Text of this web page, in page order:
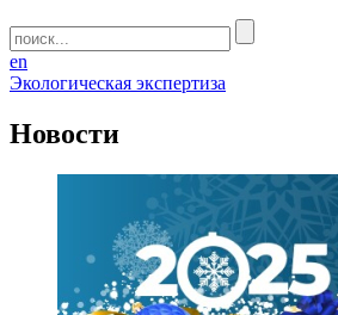
en
Экологическая экспертиза
Новости